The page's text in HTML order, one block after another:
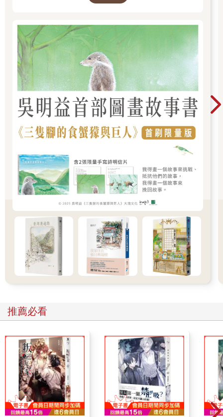
提亞登顫抖著下巴問：「菸也是？」
得意全寫在提亞登臉上。「拜託，這才叫走運！這些食物全都是
我們的！大家都有份。等一下，所以說，每個人都能拿兩份！」
那顆紅蕃茄回過神來，趕緊澄清：「這樣不行。」
大夥精神都來了，一股腦往前擠。
「為什麼不行？你這個紅蘿蔔頭？」卡欽斯基問。
「一百五十人份的補給品怎麼可以發給八十人。」
「我們分給你看啊。」穆勒吼著。
「吃的就算了，但其他補給品只能照八十人份來分。」番茄頭很
堅持。
卡欽斯基火都上來了。「你是不想幹了嗎？你收到的不是八十人
份的補給，是整個第二連的，就這麼簡單。我們就是第二連，你
大家開始推擠那傢伙。他本來就不討喜，誰叫他在戰火交加時不
敢把燉鍋放得離戰壕太近，害我們這連負責領食物的人，必須跑
得比其他連的人還要遠，常常搞到很晚才拿到飯菜，不然就是早
就涼掉了。第一連的布爾克還比較稱職，雖然他胖到像一隻準備
冬眠的倉鼠，但在緊要關頭，他還是會親自扛著鍋子到前線。
那時大家火氣正旺，要是連長沒有及時現身，肯定會爆發衝突。
他過來瞭解狀況，聽完只說：「對，昨天死傷慘重……。」
然後他往大鍋一瞧：「豆子應該可以吃了。」
紅蕃茄點點頭。「用豬油還有肉一起燉的。」
少尉看著我們，他知道大家心裡在想什麼。其實他很了解我們，
因為他剛進這連的時候還只是個下士，是跟大家一起走過來的。
他又將鍋蓋掀開，聞一聞豆子的香氣。離開時他說：「等下也裝
「多分一點你又不會少一塊肉！搞得好像軍需處是這傢伙開的。
快點發啊，沒用的傢伙！不要給我算錯。」
「你去死吧！」紅蕃茄怒吼。他氣炸了，這整件事已經超乎他理
解，不曉得情況怎麼會變這樣。為了顯示自己什麼都不在乎了，
他還主動多給每個人半磅人造蜂蜜。
今天真是個好日子，郵差也來了，幾乎每個人都收到幾封信和報
紙。大家閒晃到軍營後方的草地。克洛普腋下夾了一個人造奶油
桶的圓形蓋子。
草地右手邊有間大型公廁，不僅結構穩固，還加了屋頂。不過這
推薦必看